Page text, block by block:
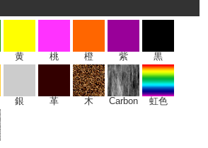
黄 桃 橙 紫 黒
銀 革 木 Carbon 虹色